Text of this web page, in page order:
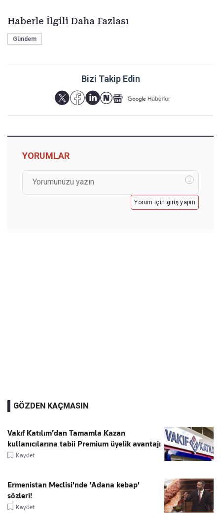
Haberle İlgili Daha Fazlası
Gündem
Bizi Takip Edin
YORUMLAR
Yorum için giriş yapın
GÖZDEN KAÇMASIN
Vakıf Katılım’dan Tamamla Kazan
kullanıcılarına tabii Premium üyelik avantajı
Kaydet
Ermenistan Meclisi'nde 'Adana kebap'
sözleri!
Kaydet